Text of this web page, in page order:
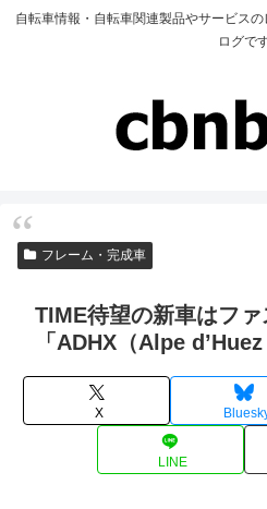
自転車情報・自転車関連製品やサービス
ログで
フレーム・完成車
TIME待望の新車はフ
「ADHX（Alpe
X
LINE